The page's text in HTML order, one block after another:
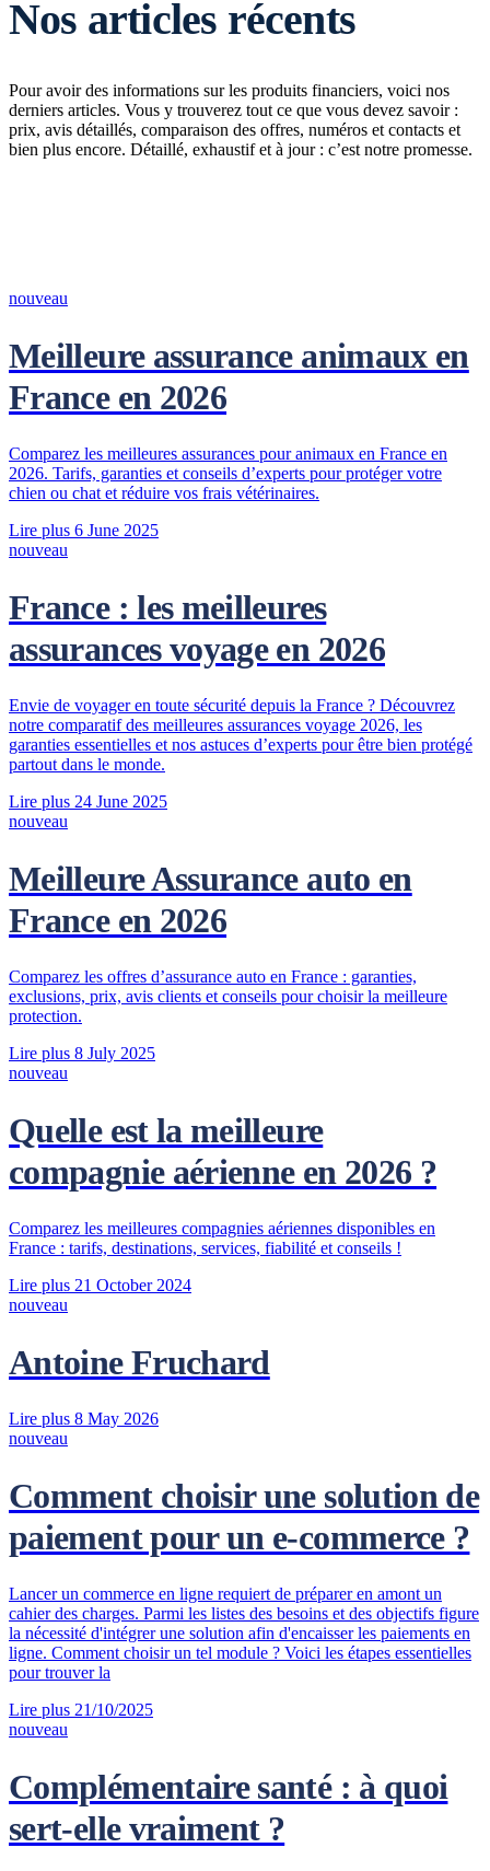
Nos articles récents
Pour avoir des informations sur les produits financiers, voici nos
derniers articles. Vous y trouverez tout ce que vous devez savoir :
prix, avis détaillés, comparaison des offres, numéros et contacts et
bien plus encore. Détaillé, exhaustif et à jour : c’est notre promesse.
nouveau
Meilleure assurance animaux en
France en 2026
Comparez les meilleures assurances pour animaux en France en
2026. Tarifs, garanties et conseils d’experts pour protéger votre
chien ou chat et réduire vos frais vétérinaires.
Lire plus 6 June 2025
nouveau
France : les meilleures
assurances voyage en 2026
Envie de voyager en toute sécurité depuis la France ? Découvrez
notre comparatif des meilleures assurances voyage 2026, les
garanties essentielles et nos astuces d’experts pour être bien protégé
partout dans le monde.
Lire plus 24 June 2025
nouveau
Meilleure Assurance auto en
France en 2026
Comparez les offres d’assurance auto en France : garanties,
exclusions, prix, avis clients et conseils pour choisir la meilleure
protection.
Lire plus 8 July 2025
nouveau
Quelle est la meilleure
compagnie aérienne en 2026 ?
Comparez les meilleures compagnies aériennes disponibles en
France : tarifs, destinations, services, fiabilité et conseils !
Lire plus 21 October 2024
nouveau
Antoine Fruchard
Lire plus 8 May 2026
nouveau
Comment choisir une solution de
paiement pour un e-commerce ?
Lancer un commerce en ligne requiert de préparer en amont un
cahier des charges. Parmi les listes des besoins et des objectifs figure
la nécessité d'intégrer une solution afin d'encaisser les paiements en
ligne. Comment choisir un tel module ? Voici les étapes essentielles
pour trouver la
Lire plus 21/10/2025
nouveau
Complémentaire santé : à quoi
sert-elle vraiment ?